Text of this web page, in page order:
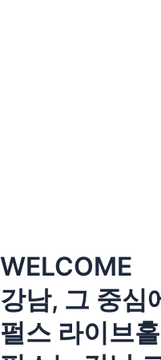
WELCOME
강남, 그 중심
펄스 라이브